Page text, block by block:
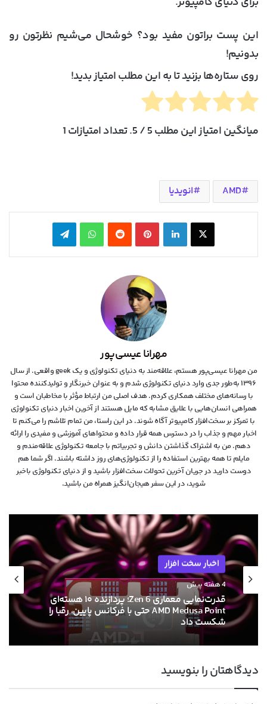
این پست براتون مفید بود؟ خوشحال می‌شیم نظرتون رو
بدونیم!
روی ستاره‌ها بزنید تا به این مطلب امتیاز بدید!
میانگین امتیاز این مطلب5/ 5. تعداد امتیازات 1
AMD انویدیا
X لینکدین ‫پین‌ترست‫رددیت واتس آپ تلگرام
مهرانا عیسی‌پور
من مهرانا عیسی‌پور هستم، علاقه‌مند به دنیای تکنولوژی و یک geek واقعی. از سال
۱۳۹۶ به‌طور جدی وارد دنیای تکنولوژی شدم و به عنوان خبرنگار و تولیدکننده محتوا
با رسانه‌های مختلف همکاری کردم. هدف اصلی من ارتباط مؤثر با مخاطبان است و
همراهی انسان‌هایی با علایق مشابه که مایل هستند از آخرین اخبار دنیای تکنولوژی
با تمرکز بر سخت‌افزار کامپیوتر آگاه شوند. در این راستا، من تمام تلاشم را می‌کنم تا
اخبار مهم و جذاب را در دسترس همه قرار داده و محتواهای آموزشی و مفیدی را ارائه
دهم. من به اشتراک گذاشتن دانش و تجربیاتم با جامعه تکنولوژی علاقه‌مندم و
مایلم تا همه بهترین استفاده را از تکنولوژی‌های روز داشته باشند. اگر شما هم
دوست دارید در جریان آخرین تحولات سخت‌افزار باشید و از دنیای تکنولوژی‌ باخبر
شوید، در این سفر هیجان‌انگیز همراه من باشید.
اخبار سخت افزار
4 هفته پیش
قدرت‌نمایی معماری Zen 6؛ پردازنده ۱۰ هسته‌ای
AMD Medusa Point حتی با فرکانس پایین، رقبا را
شکست داد
دیدگاهتان را بنویسید